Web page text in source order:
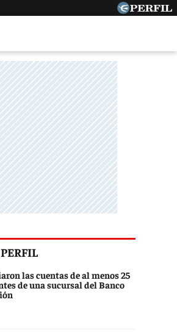
las cuentas de al menos 25
de una sucursal del Banco